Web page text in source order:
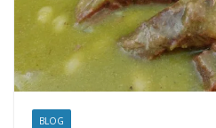
BLOG